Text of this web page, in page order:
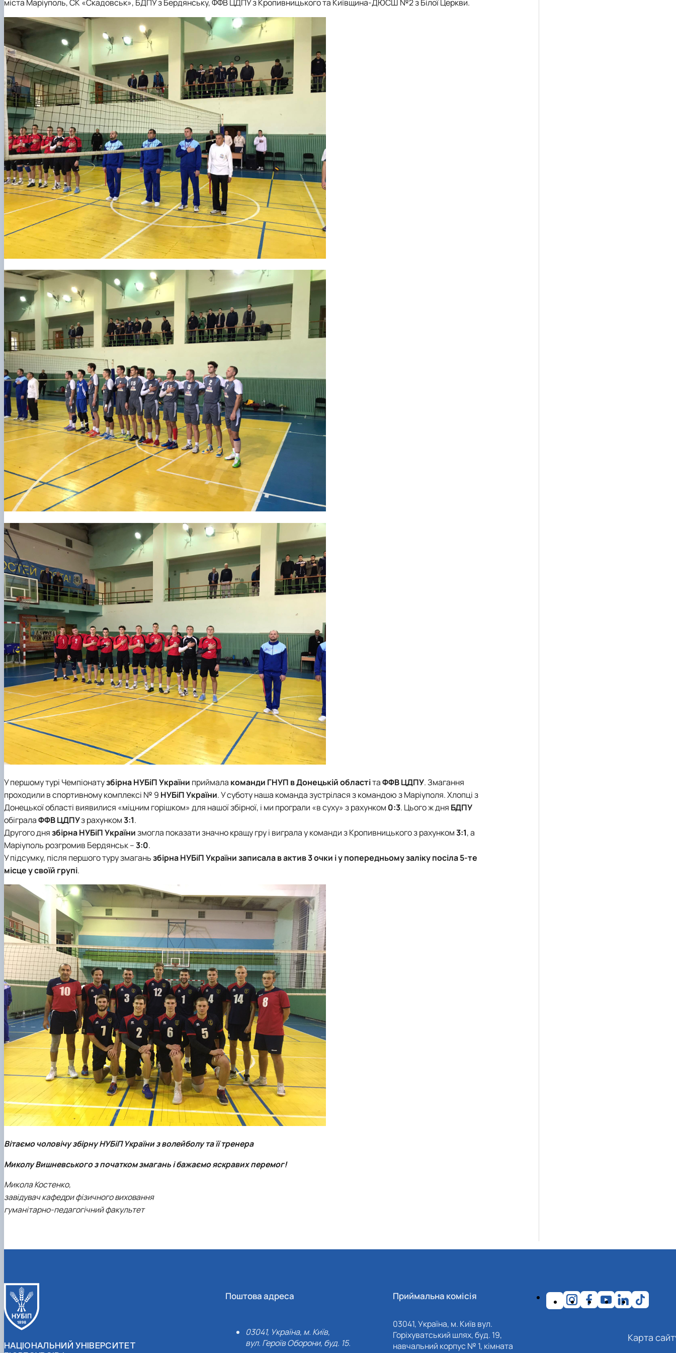
міста Маріуполь, СК «Скадовськ», БДПУ з Бердянську, ФФВ ЦДПУ з Кропивницького та Київщина-ДЮСШ №2 з Білої Церкви.
У першому турі Чемпіонатузбірна НУБіП України приймала команди ГНУП в Донецькій областітаФФВ ЦДПУ. Змагання
проходили в спортивному комплексі № 9 НУБіП України. У суботу наша команда зустрілася з командою з Маріуполя. Хлопці з
Донецької області виявилися «міцним горішком» для нашої збірної, і ми програли «в суху» з рахунком 0:3. Цього ж дня БДПУ
обігралаФФВ ЦДПУз рахунком3:1.
Другого днязбірна НУБіП Українизмогла показати значно кращу гру і виграла у команди з Кропивницького з рахунком3:1, а
Маріуполь розгромив Бердянськ –3:0.
У підсумку, після першого туру змаганьзбірна НУБіП України записала в актив 3 очки і у попередньому заліку посіла 5-те
місце у своїй групі.
Вітаємо чоловічу збірну НУБіП України з волейболу та її тренера
Миколу Вишневського з початком змагань і бажаємо яскравих перемог!
Микола Костенко,
завідувач кафедри фізичного виховання
гуманітарно-педагогічний факультет
НАЦІОНАЛЬНИЙ УНІВЕРСИТЕТ
Поштова адреса
03041, Україна, м. Київ,
вул. Героїв Оборони, буд. 15.
Приймальна комісія
03041, Україна, м. Київ вул.
Горіхуватський шлях, буд. 19,
навчальний корпус № 1, кімната
Карта